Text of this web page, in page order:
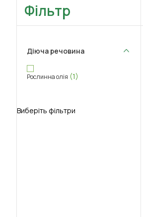
Фільтр
Діюча речовина
Рослинна олія (1)
Виберіть фільтри